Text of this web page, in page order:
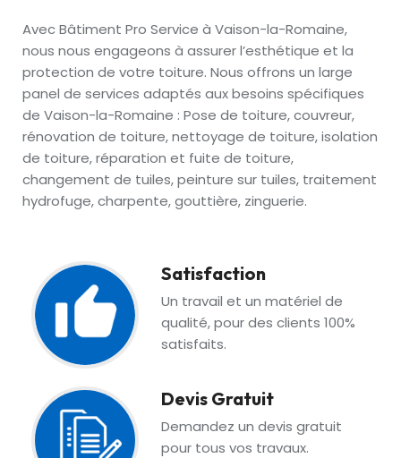
Avec Bâtiment Pro Service à Vaison-la-Romaine,
nous nous engageons à assurer l’esthétique et la
protection de votre toiture. Nous offrons un large
panel de services adaptés aux besoins spécifiques
de Vaison-la-Romaine : Pose de toiture, couvreur,
rénovation de toiture, nettoyage de toiture, isolation
de toiture, réparation et fuite de toiture,
changement de tuiles, peinture sur tuiles, traitement
hydrofuge, charpente, gouttière, zinguerie.
Satisfaction
Un travail et un matériel de
qualité, pour des clients 100%
satisfaits.
Devis Gratuit
Demandez un devis gratuit
pour tous vos travaux.